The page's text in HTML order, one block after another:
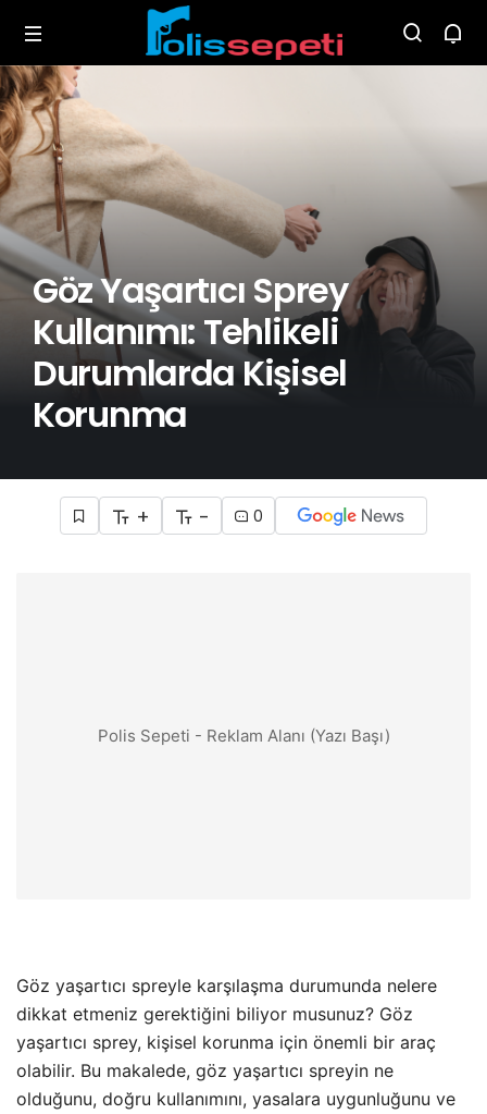
Göz Yaşartıcı Sprey
Kullanımı: Tehlikeli
Durumlarda Kişisel
Korunma
+ - 0
Polis Sepeti - Reklam Alanı (Yazı Başı)
Göz yaşartıcı spreyle karşılaşma durumunda nelere
dikkat etmeniz gerektiğini biliyor musunuz? Göz
yaşartıcı sprey, kişisel korunma için önemli bir araç
olabilir. Bu makalede, göz yaşartıcı spreyin ne
olduğunu, doğru kullanımını, yasalara uygunluğunu ve